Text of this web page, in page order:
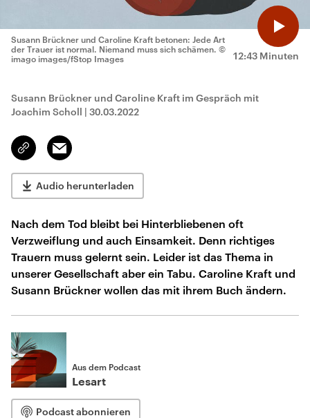
12:43 Minuten
Susann Brückner und Caroline Kraft betonen: Jede Art
der Trauer ist normal. Niemand muss sich schämen. ©
imago images/fStop Images
Susann Brückner und Caroline Kraft im Gespräch mit
Joachim Scholl | 30.03.2022
Link
kopieren/teilen
Email
Audio herunterladen
Nach dem Tod bleibt bei Hinterbliebenen oft
Verzweiflung und auch Einsamkeit. Denn richtiges
Trauern muss gelernt sein. Leider ist das Thema in
unserer Gesellschaft aber ein Tabu. Caroline Kraft und
Susann Brückner wollen das mit ihrem Buch ändern.
Aus dem Podcast
Lesart
Podcast abonnieren